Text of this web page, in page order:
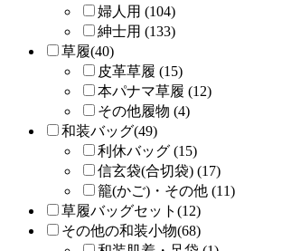
婦人用 (104)
紳士用 (133)
草履(40)
皮革草履 (15)
本パナマ草履 (12)
その他履物 (4)
和装バッグ(49)
利休バッグ (15)
信玄袋(合切袋) (17)
籠(かご)・その他 (11)
草履バッグセット(12)
その他の和装小物(68)